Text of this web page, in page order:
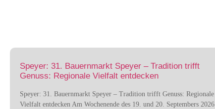
Speyer: 31. Bauernmarkt Speyer – Tradition trifft
Genuss: Regionale Vielfalt entdecken
Speyer: 31. Bauernmarkt Speyer – Tradition trifft Genuss: Regionale
Vielfalt entdecken Am Wochenende des 19. und 20. Septembers 2026